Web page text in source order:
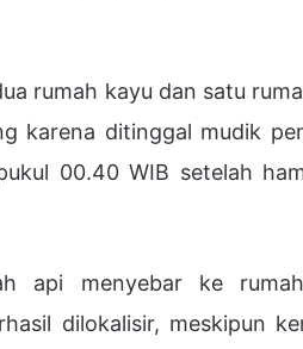
rumah kayu dan satu
karena ditinggal mudik
00.40 WIB setelah
api menyebar ke
dilokalisir, meskipun